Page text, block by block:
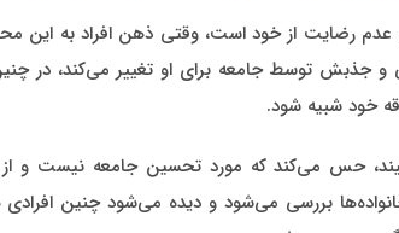
رضایت از خود است، وقتی ذهن افراد به این
و جذبش توسط جامعه برای او تغییر می‌کند، در
خود شبیه شود.
حس می‌کند که مورد تحسین جامعه نیست و
بررسی می‌شود و دیده می‌شود چنین افرادی